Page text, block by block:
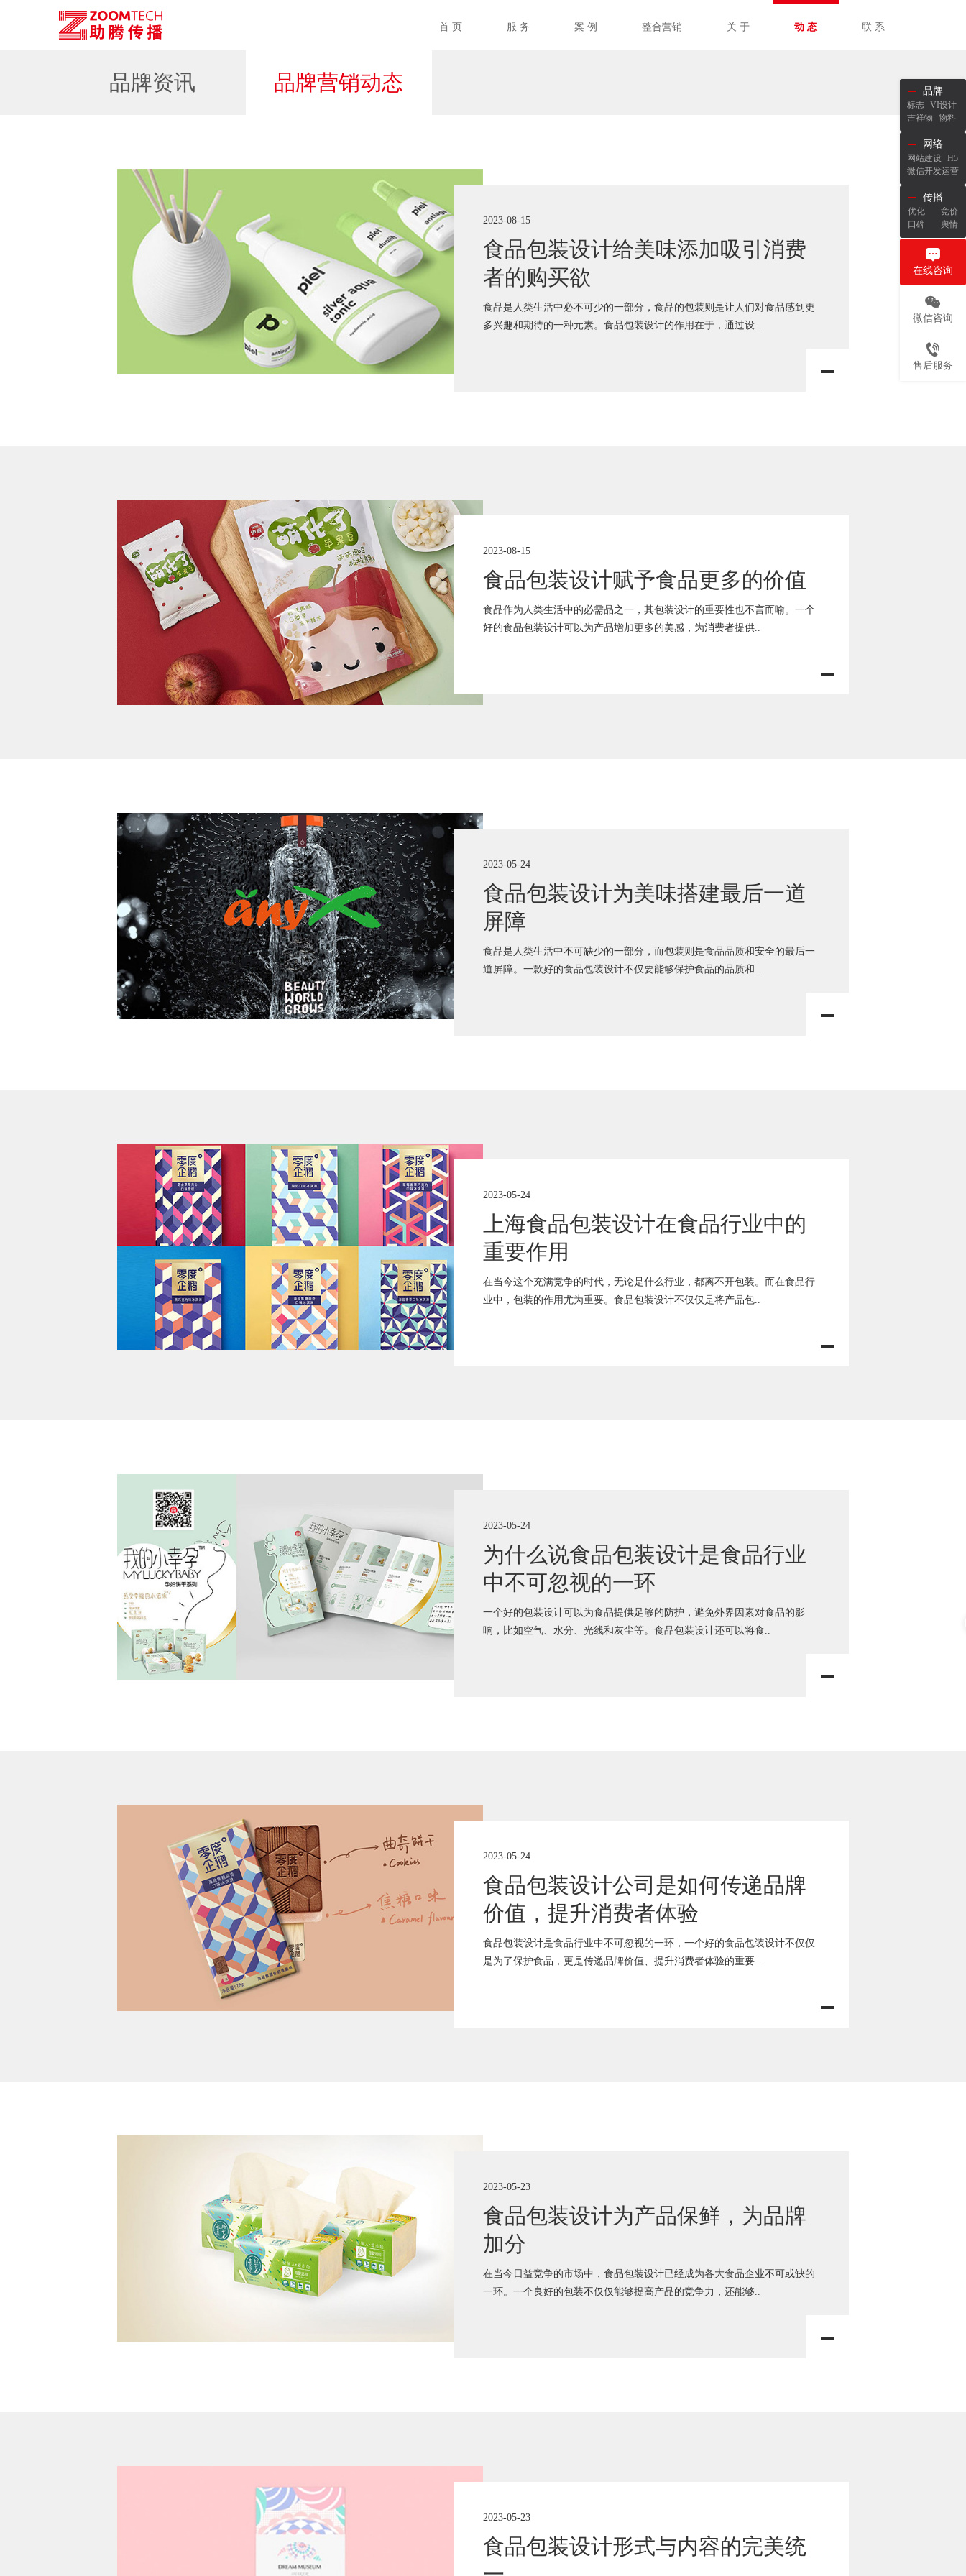
首 页 服 务 案 例 整合营销 关 于 动 态 联 系
品牌资讯 品牌营销动态
2023-08-15
食品包装设计给美味添加吸引消费
者的购买欲
食品是人类生活中必不可少的一部分，食品的包装则是让人们对食品感到更
多兴趣和期待的一种元素。食品包装设计的作用在于，通过设..
2023-08-15
食品包装设计赋予食品更多的价值
食品作为人类生活中的必需品之一，其包装设计的重要性也不言而喻。一个
好的食品包装设计可以为产品增加更多的美感，为消费者提供..
2023-05-24
食品包装设计为美味搭建最后一道
屏障
食品是人类生活中不可缺少的一部分，而包装则是食品品质和安全的最后一
道屏障。一款好的食品包装设计不仅要能够保护食品的品质和..
2023-05-24
上海食品包装设计在食品行业中的
重要作用
在当今这个充满竞争的时代，无论是什么行业，都离不开包装。而在食品行
业中，包装的作用尤为重要。食品包装设计不仅仅是将产品包..
2023-05-24
为什么说食品包装设计是食品行业
中不可忽视的一环
一个好的包装设计可以为食品提供足够的防护，避免外界因素对食品的影
响，比如空气、水分、光线和灰尘等。食品包装设计还可以将食..
2023-05-24
食品包装设计公司是如何传递品牌
价值，提升消费者体验
食品包装设计是食品行业中不可忽视的一环，一个好的食品包装设计不仅仅
是为了保护食品，更是传递品牌价值、提升消费者体验的重要..
2023-05-23
食品包装设计为产品保鲜，为品牌
加分
在当今日益竞争的市场中，食品包装设计已经成为各大食品企业不可或缺的
一环。一个良好的包装不仅仅能够提高产品的竞争力，还能够..
2023-05-23
食品包装设计形式与内容的完美统
品牌
标志 VI设计
吉祥物
物料
网络
网站建设 H5
微信开发运营
传播
优化
竞价
口碑
舆情
在线咨询
微信咨询
售后服务